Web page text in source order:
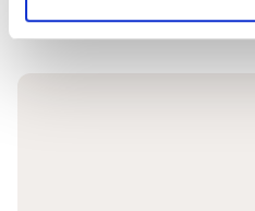
Nästa läsning